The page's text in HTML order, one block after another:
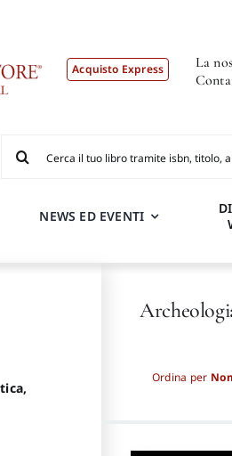
Acquisto Express
La
per:
NEWS ED EVENTI
Ordina per